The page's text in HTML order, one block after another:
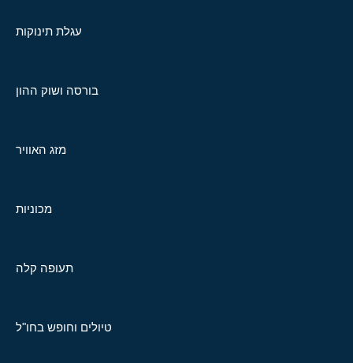
עגלת תינוקות
בורסה ושוק ההון
מזג האוויר
מכוניות
תעופה קלה
טיולים וחופש בחו"ל